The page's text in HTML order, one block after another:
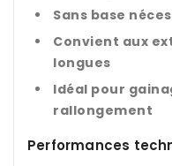
Sans base
Convient aux
longues
Idéal pour
rallongement
Performances